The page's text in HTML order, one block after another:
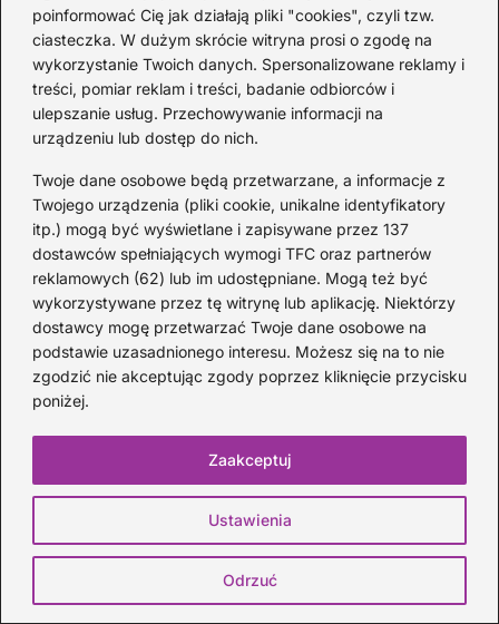
poinformować Cię jak działają pliki "cookies", czyli tzw.
ciasteczka. W dużym skrócie witryna prosi o zgodę na
wykorzystanie Twoich danych. Spersonalizowane reklamy i
treści, pomiar reklam i treści, badanie odbiorców i
ulepszanie usług. Przechowywanie informacji na
urządzeniu lub dostęp do nich.
Twoje dane osobowe będą przetwarzane, a informacje z
Twojego urządzenia (pliki cookie, unikalne identyfikatory
itp.) mogą być wyświetlane i zapisywane przez 137
dostawców spełniających wymogi TFC oraz partnerów
reklamowych (62) lub im udostępniane. Mogą też być
wykorzystywane przez tę witrynę lub aplikację. Niektórzy
dostawcy mogę przetwarzać Twoje dane osobowe na
podstawie uzasadnionego interesu. Możesz się na to nie
zgodzić nie akceptując zgody poprzez kliknięcie przycisku
poniżej.
Ustawienia
Odrzuć
Zaakceptuj
Akordy do Wielkiej Wody — chwyty
3 DNI TEMU
Kapodaster do ukulele: jak go używać i
jak ułatwia grę akordów